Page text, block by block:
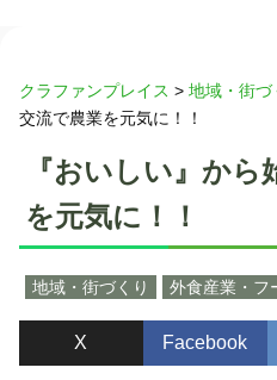
クラファンプレイス > 地域・街づ
交流で農業を元気に！！
『おいしい』か
を元気に！！
地域・街づくり 外食産業・フ
X Facebook